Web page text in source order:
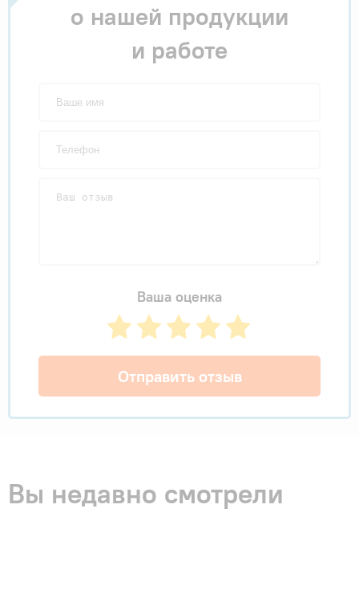
о нашей продукции
и работе
Ваша оценка
Отправить отзыв
Вы недавно смотрели